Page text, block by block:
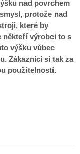
nad povrchem
protože nad
které by
někteří výrobci to s
výšku vůbec
Zákazníci si tak za
použitelností.